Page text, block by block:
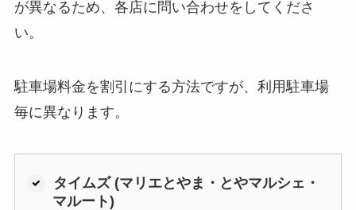
が異なるため、各店に問い合わせをしてくださ
い。
駐車場料金を割引にする方法ですが、利用駐車場
毎に異なります。
タイムズ (マリエとやま・とやマルシェ・
マルート)